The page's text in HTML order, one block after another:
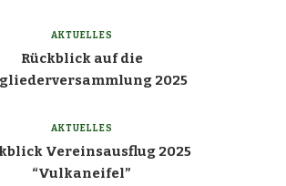
AKTUELLES
Rückblick auf die
2025
AKTUELLES
Vereinsausflug 2025
“Vulkaneifel”